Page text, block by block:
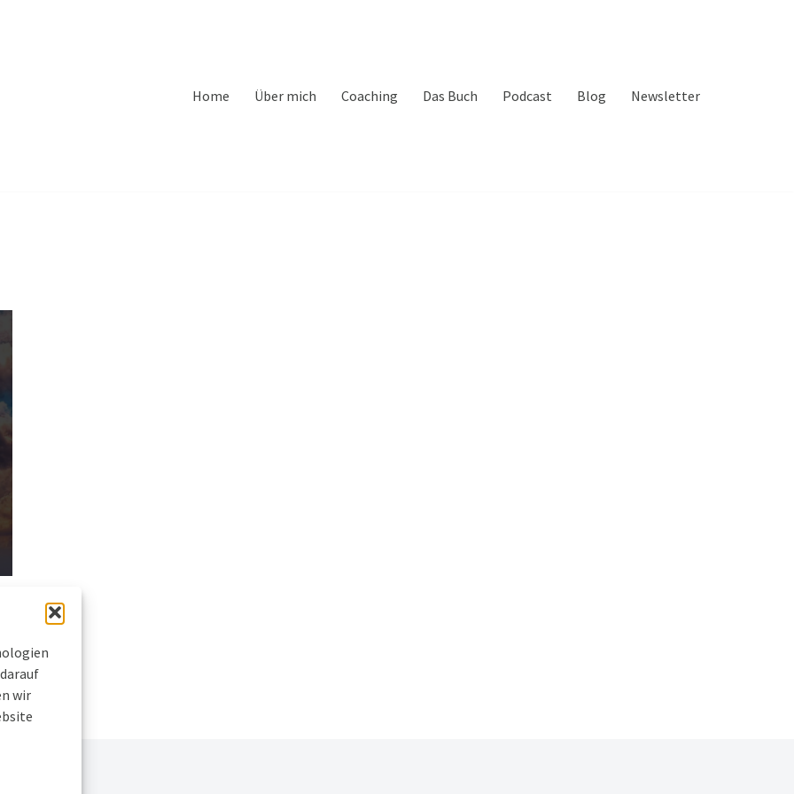
wir
Home Über mich Coaching Das Buch Podcast Blog Newsletter